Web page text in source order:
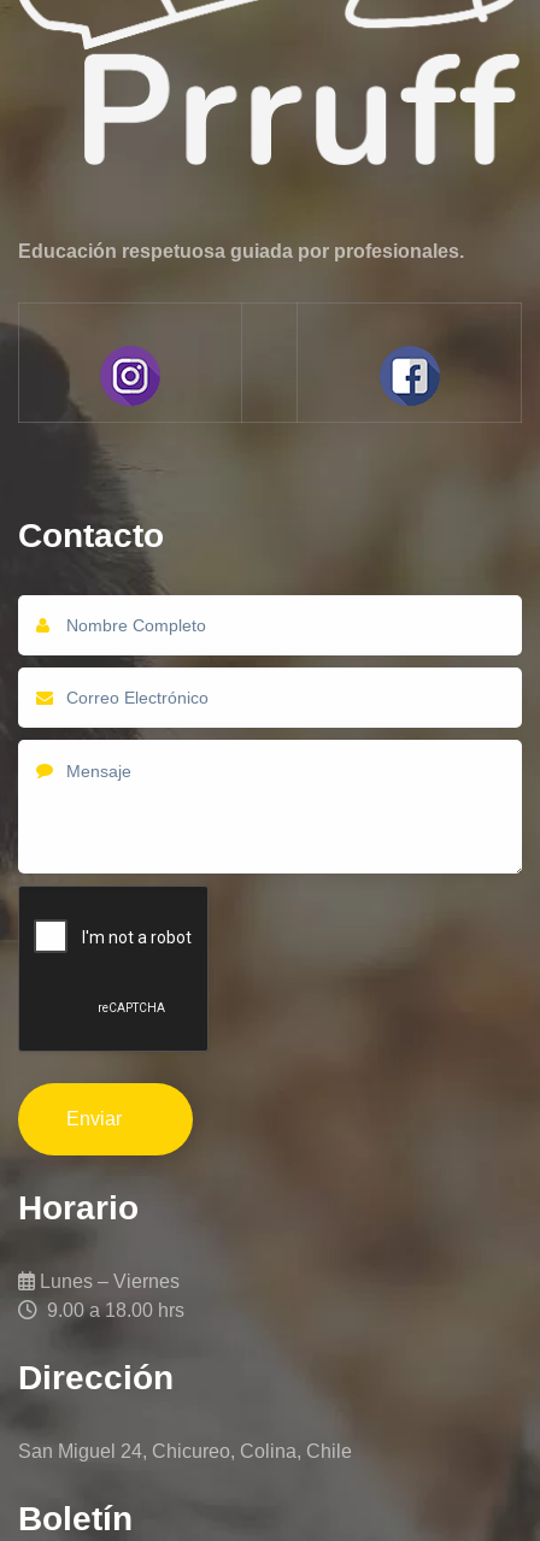
Educación respetuosa guiada por profesionales.
Contacto
Horario
Lunes – Viernes
9.00 a 18.00 hrs
Dirección
San Miguel 24, Chicureo, Colina, Chile
Boletín